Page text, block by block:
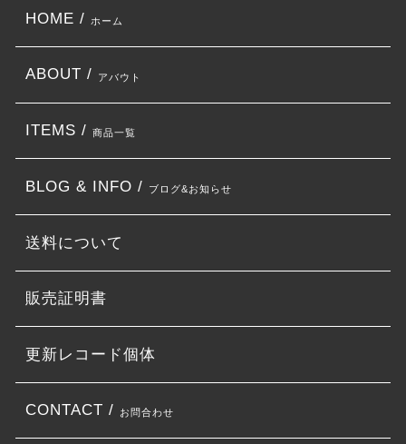
HOME / ホーム
ABOUT / アバウト
ITEMS / 商品一覧
BLOG & INFO / ブログ&お知らせ
送料について
販売証明書
更新レコード個体
CONTACT / お問合わせ